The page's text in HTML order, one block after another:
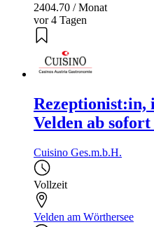
2404.70 / Monat
vor 4 Tagen
Rezeptionist:in,
Velden ab
Cuisino Ges.m.b.H.
Vollzeit
Velden am Wörthersee